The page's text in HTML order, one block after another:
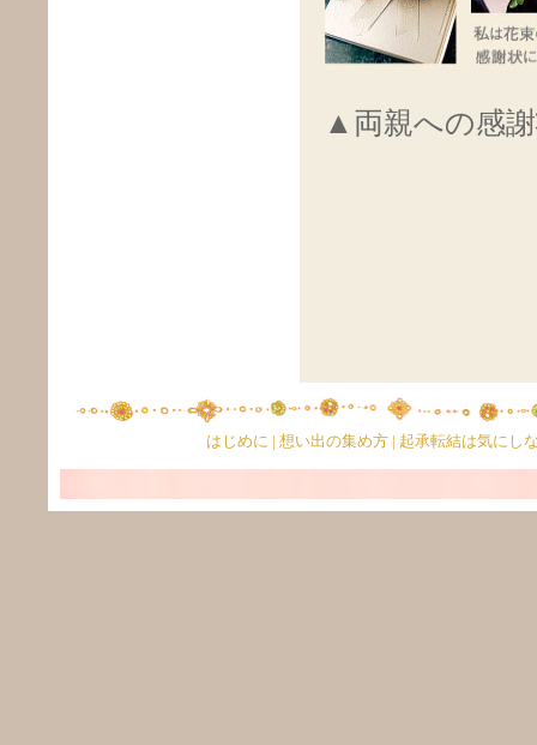
▲両親への感
はじめに 想い出の集め方 起承転結は気にし